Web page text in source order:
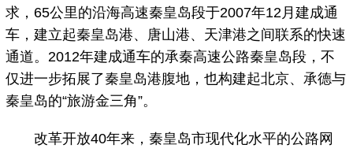
求，65公里的沿海高速秦皇岛段于2007年12月建成通
车，建立起秦皇岛港、唐山港、天津港之间联系的快速
通道。2012年建成通车的承秦高速公路秦皇岛段，不
仅进一步拓展了秦皇岛港腹地，也构建起北京、承德与
秦皇岛的“旅游金三角”。
改革开放40年来，秦皇岛市现代化水平的公路网